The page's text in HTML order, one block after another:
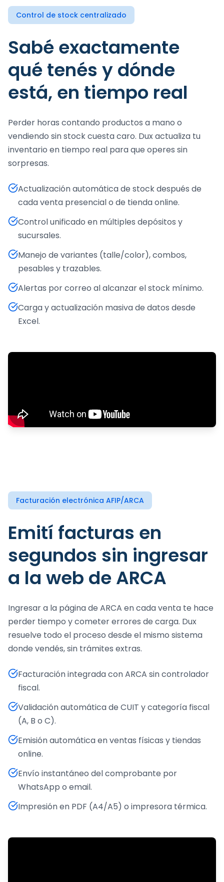
Control de stock centralizado
Sabé exactamente
qué tenés y dónde
está, en tiempo real
Perder horas contando productos a mano o
vendiendo sin stock cuesta caro. Dux actualiza tu
inventario en tiempo real para que operes sin
sorpresas.
Actualización automática de stock después de
cada venta presencial o de tienda online.
Control unificado en múltiples depósitos y
sucursales.
Manejo de variantes (talle/color), combos,
pesables y trazables.
Alertas por correo al alcanzar el stock mínimo.
Carga y actualización masiva de datos desde
Excel.
Facturación electrónica AFIP/ARCA
Emití facturas en
segundos sin ingresar
a la web de ARCA
Ingresar a la página de ARCA en cada venta te hace
perder tiempo y cometer errores de carga. Dux
resuelve todo el proceso desde el mismo sistema
donde vendés, sin trámites extras.
Facturación integrada con ARCA sin controlador
fiscal.
Validación automática de CUIT y categoría fiscal
(A, B o C).
Emisión automática en ventas físicas y tiendas
online.
Envío instantáneo del comprobante por
WhatsApp o email.
Impresión en PDF (A4/A5) o impresora térmica.